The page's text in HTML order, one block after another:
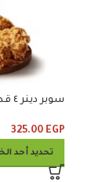
سوبر دينر ٤ قطع وبطاطس وكلوسلو
325.00 EGP
تحديد أحد